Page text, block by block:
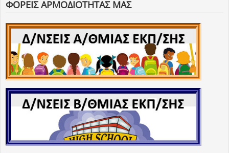
ΦΟΡΕΙΣ ΑΡΜΟΔΙΟΤΗΤΑΣ ΜΑΣ